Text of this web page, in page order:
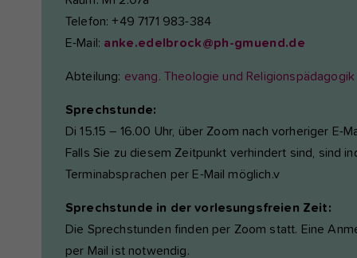
Telefon: +49 7171 983-384
E-Mail: anke.edelbrock@ph-gmuend.de
Abteilung: evang. Theologie und Religionspädagogik
Sprechstunde:
Di 15.15 – 16.00 Uhr, über Zoom nach vorheriger E-
Falls Sie zu diesem Zeitpunkt verhindert sind, sind
Terminabsprachen per E-Mail möglich.v
Sprechstunde in der vorlesungsfreien Zeit:
Die Sprechstunden finden per Zoom statt. Eine
per Mail ist notwendig.